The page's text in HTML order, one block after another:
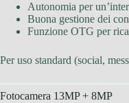
Autonomia per
Buona gestione dei
Funzione OTG per
Per uso standard (social,
Fotocamera 13MP + 8MP